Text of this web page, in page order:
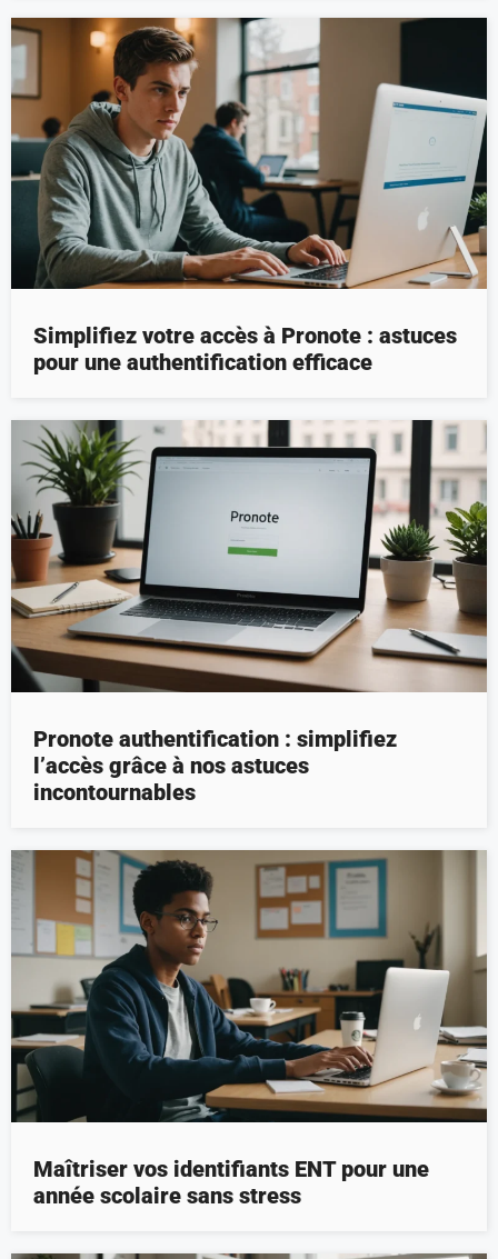
Simplifiez votre accès à Pronote : astuces
pour une authentification efficace
Pronote authentification : simplifiez
l’accès grâce à nos astuces
incontournables
Maîtriser vos identifiants ENT pour une
année scolaire sans stress